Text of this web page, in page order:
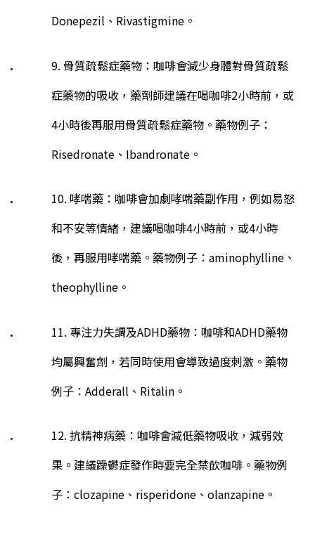
Donepezil 、 Rivastigmine 。
9. 骨質疏鬆症藥物：咖啡會減少身體對骨質疏鬆
症藥物的吸收，藥劑師建議在喝咖啡2小時前，或
4小時後再服用骨質疏鬆症藥物。藥物例子：
Risedronate 、 Ibandronate 。
10. 哮喘藥：咖啡會加劇哮喘藥副作用，例如易怒
和不安等情緒，建議喝咖啡4小時前，或4小時
後，再服用哮喘藥。藥物例子： aminophylline 、
theophylline 。
11. 專注力失調及ADHD藥物：咖啡和ADHD藥物
均屬興奮劑，若同時使用會導致過度刺激。藥物
例子： Adderall 、 Ritalin。
12. 抗精神病藥：咖啡會減低藥物吸收，減弱效
果。建議躁鬱症發作時要完全禁飲咖啡。藥物例
子： clozapine 、 risperidone 、 olanzapine 。